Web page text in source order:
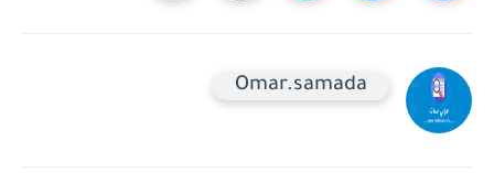
Omar.samada